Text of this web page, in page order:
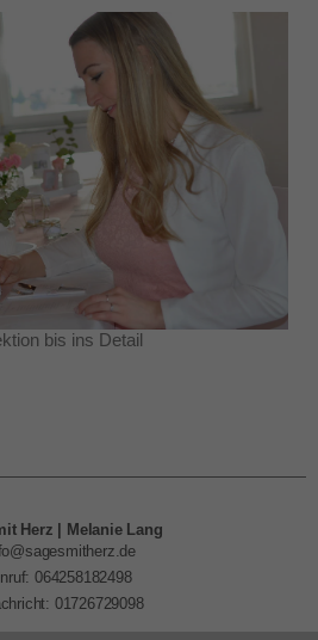
bis ins Detail
Herz | Melanie Lang
064258182498
01726729098